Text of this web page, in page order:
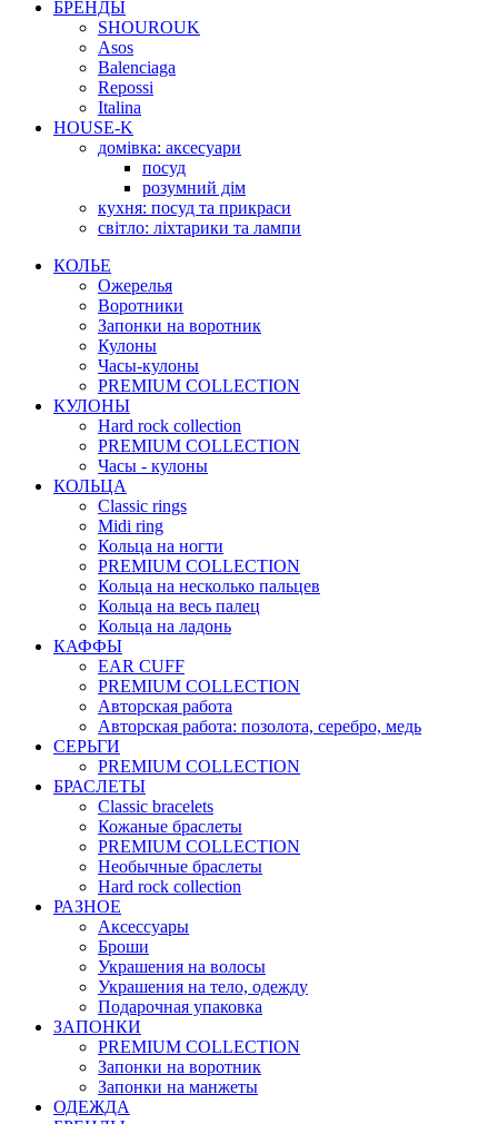
БРЕНДЫ
SHOUROUK
Asos
Balenciaga
Repossi
Italina
HOUSE-K
домівка: аксесуари
посуд
розумний дім
кухня: посуд та прикраси
світло: ліхтарики та лампи
КОЛЬЕ
Ожерелья
Воротники
Запонки на воротник
Кулоны
Часы-кулоны
PREMIUM COLLECTION
КУЛОНЫ
Hard rock collection
PREMIUM COLLECTION
Часы - кулоны
КОЛЬЦА
Classic rings
Midi ring
Кольца на ногти
PREMIUM COLLECTION
Кольца на несколько пальцев
Кольца на весь палец
Кольца на ладонь
КАФФЫ
EAR CUFF
PREMIUM COLLECTION
Авторская работа
Авторская работа: позолота, серебро, медь
СЕРЬГИ
PREMIUM COLLECTION
БРАСЛЕТЫ
Classic bracelets
Кожаные браслеты
PREMIUM COLLECTION
Необычные браслеты
Hard rock collection
РАЗНОЕ
Аксессуары
Броши
Украшения на волосы
Украшения на тело, одежду
Подарочная упаковка
ЗАПОНКИ
PREMIUM COLLECTION
Запонки на воротник
Запонки на манжеты
ОДЕЖДА